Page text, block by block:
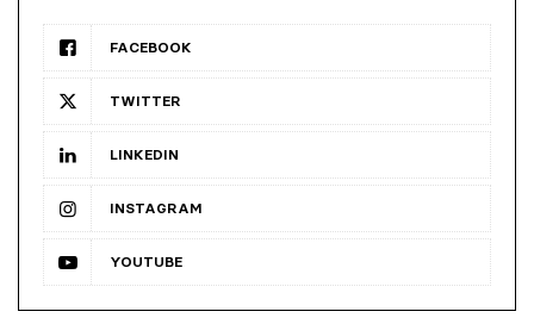
FACEBOOK
TWITTER
LINKEDIN
INSTAGRAM
YOUTUBE